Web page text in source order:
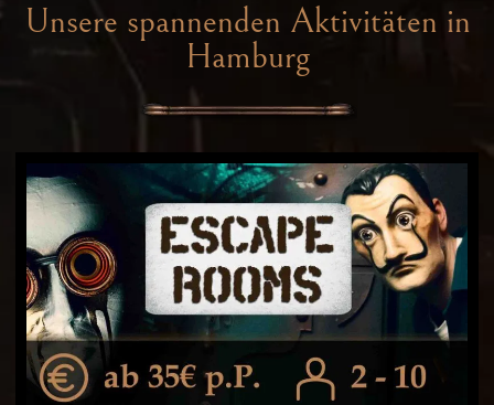
Unsere spannenden Aktivitäten in
Hamburg